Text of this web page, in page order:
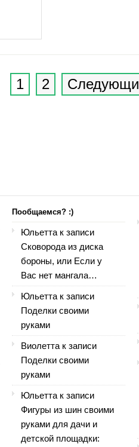
1 2
Пообщаемся? :)
Юльетта к записи
Сковорода из диска
бороны, или Если у
Вас нет мангала…
Юльетта к записи
Поделки своими
руками
Виолетта к записи
Поделки своими
руками
Юльетта к записи
Фигуры из шин своими
руками для дачи и
детской площадки: